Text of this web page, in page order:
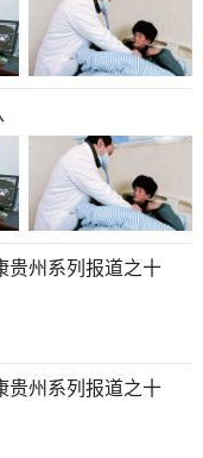
贵州系列报道之十
贵州系列报道之十